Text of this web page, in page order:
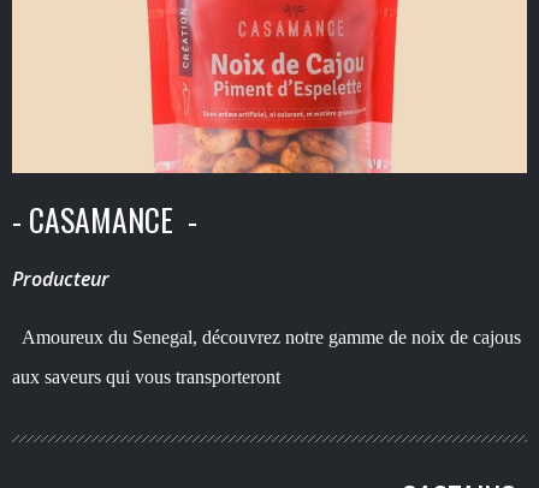
- CASAMANCE -
Producteur
Amoureux du Senegal, découvrez notre gamme de noix de cajous
aux saveurs qui vous transporteront